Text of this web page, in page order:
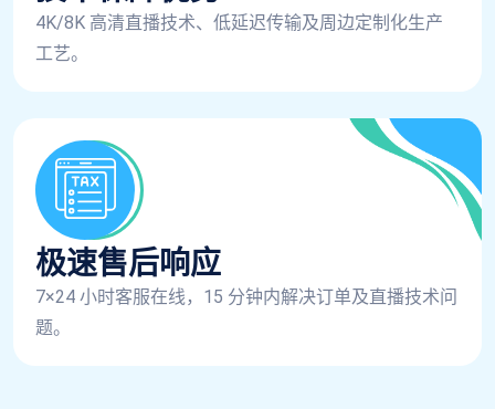
4K/8K 高清直播技术、低延迟传输及周边定制化生产
工艺。
极速售后响应
7×24 小时客服在线，15 分钟内解决订单及直播技术问
题。